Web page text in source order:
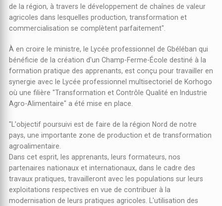
de la région, à travers le développement de chaînes de valeur
agricoles dans lesquelles production, transformation et
commercialisation se complètent parfaitement".
À en croire le ministre, le Lycée professionnel de Gbéléban qui
bénéficie de la création d'un Champ-Ferme-École destiné à la
formation pratique des apprenants, est conçu pour travailler en
synergie avec le Lycée professionnel multisectoriel de Korhogo
où une filière "Transformation et Contrôle Qualité en Industrie
Agro-Alimentaire" a été mise en place.
"L'objectif poursuivi est de faire de la région Nord de notre
pays, une importante zone de production et de transformation
agroalimentaire.
Dans cet esprit, les apprenants, leurs formateurs, nos
partenaires nationaux et internationaux, dans le cadre des
travaux pratiques, travailleront avec les populations sur leurs
exploitations respectives en vue de contribuer à la
modernisation de leurs pratiques agricoles. L'utilisation des